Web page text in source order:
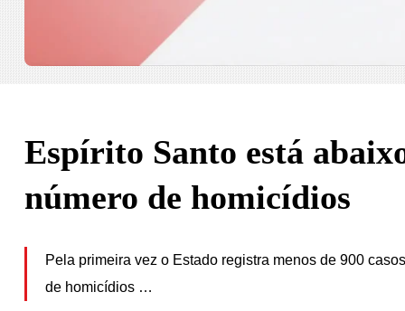
Espírito Santo está
número de homicídios
Pela primeira vez o Estado registra menos de 900
de homicídios …